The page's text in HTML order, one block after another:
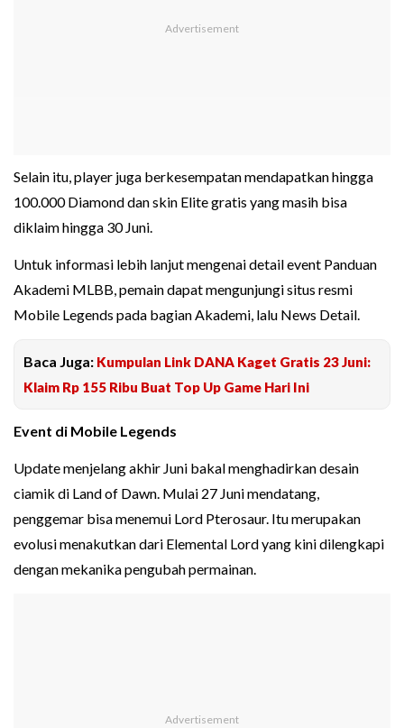
Selain itu, player juga berkesempatan mendapatkan hingga
100.000 Diamond dan skin Elite gratis yang masih bisa
diklaim hingga 30 Juni.
Untuk informasi lebih lanjut mengenai detail event Panduan
Akademi MLBB, pemain dapat mengunjungi situs resmi
Mobile Legends pada bagian Akademi, lalu News Detail.
Baca Juga: Kumpulan Link DANA Kaget Gratis 23 Juni:
Klaim Rp 155 Ribu Buat Top Up Game Hari Ini
Event di Mobile Legends
Update menjelang akhir Juni bakal menghadirkan desain
ciamik di Land of Dawn. Mulai 27 Juni mendatang,
penggemar bisa menemui Lord Pterosaur. Itu merupakan
evolusi menakutkan dari Elemental Lord yang kini dilengkapi
dengan mekanika pengubah permainan.